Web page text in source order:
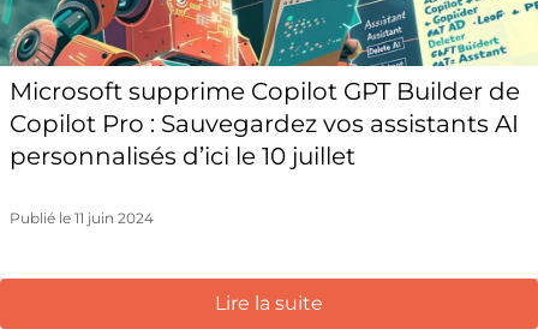
Microsoft supprime Copilot GPT Builder de
Copilot Pro : Sauvegardez vos assistants AI
personnalisés d’ici le 10 juillet
Publié le 11 juin 2024
Lire la suite